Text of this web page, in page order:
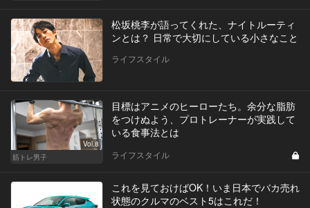
松坂桃李が語ってくれた、ナイトルーティ
ンとは？ 日常で大切にしている小さなこと
ライフスタイル
Vol.8
筋トレ男子
目標はアニメのヒーローたち。余分な脂肪
をつけぬよう、プロトレーナーが実践して
いる食事法とは
ライフスタイル
これを見ておけばOK！いま日本でバカ売れ
状態のクルマのベスト5はこれだ！